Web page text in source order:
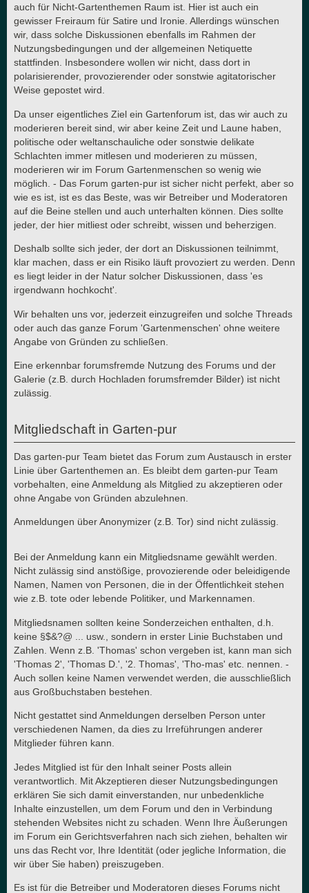
auch für Nicht-Gartenthemen Raum ist. Hier ist auch ein
gewisser Freiraum für Satire und Ironie. Allerdings wünschen
wir, dass solche Diskussionen ebenfalls im Rahmen der
Nutzungsbedingungen und der allgemeinen Netiquette
stattfinden. Insbesondere wollen wir nicht, dass dort in
polarisierender, provozierender oder sonstwie agitatorischer
Weise gepostet wird.
Da unser eigentliches Ziel ein Gartenforum ist, das wir auch zu
moderieren bereit sind, wir aber keine Zeit und Laune haben,
politische oder weltanschauliche oder sonstwie delikate
Schlachten immer mitlesen und moderieren zu müssen,
moderieren wir im Forum Gartenmenschen so wenig wie
möglich. - Das Forum garten-pur ist sicher nicht perfekt, aber so
wie es ist, ist es das Beste, was wir Betreiber und Moderatoren
auf die Beine stellen und auch unterhalten können. Dies sollte
jeder, der hier mitliest oder schreibt, wissen und beherzigen.
Deshalb sollte sich jeder, der dort an Diskussionen teilnimmt,
klar machen, dass er ein Risiko läuft provoziert zu werden. Denn
es liegt leider in der Natur solcher Diskussionen, dass 'es
irgendwann hochkocht'.
Wir behalten uns vor, jederzeit einzugreifen und solche Threads
oder auch das ganze Forum 'Gartenmenschen' ohne weitere
Angabe von Gründen zu schließen.
Eine erkennbar forumsfremde Nutzung des Forums und der
Galerie (z.B. durch Hochladen forumsfremder Bilder) ist nicht
zulässig.
Mitgliedschaft in Garten-pur
Das garten-pur Team bietet das Forum zum Austausch in erster
Linie über Gartenthemen an. Es bleibt dem garten-pur Team
vorbehalten, eine Anmeldung als Mitglied zu akzeptieren oder
ohne Angabe von Gründen abzulehnen.
Anmeldungen über Anonymizer (z.B. Tor) sind nicht zulässig.
Bei der Anmeldung kann ein Mitgliedsname gewählt werden.
Nicht zulässig sind anstößige, provozierende oder beleidigende
Namen, Namen von Personen, die in der Öffentlichkeit stehen
wie z.B. tote oder lebende Politiker, und Markennamen.
Mitgliedsnamen sollten keine Sonderzeichen enthalten, d.h.
keine §$&?@ ... usw., sondern in erster Linie Buchstaben und
Zahlen. Wenn z.B. 'Thomas' schon vergeben ist, kann man sich
'Thomas 2', 'Thomas D.', '2. Thomas', 'Tho-mas' etc. nennen. -
Auch sollen keine Namen verwendet werden, die ausschließlich
aus Großbuchstaben bestehen.
Nicht gestattet sind Anmeldungen derselben Person unter
verschiedenen Namen, da dies zu Irreführungen anderer
Mitglieder führen kann.
Jedes Mitglied ist für den Inhalt seiner Posts allein
verantwortlich. Mit Akzeptieren dieser Nutzungsbedingungen
erklären Sie sich damit einverstanden, nur unbedenkliche
Inhalte einzustellen, um dem Forum und den in Verbindung
stehenden Websites nicht zu schaden. Wenn Ihre Äußerungen
im Forum ein Gerichtsverfahren nach sich ziehen, behalten wir
uns das Recht vor, Ihre Identität (oder jegliche Information, die
wir über Sie haben) preiszugeben.
Es ist für die Betreiber und Moderatoren dieses Forums nicht